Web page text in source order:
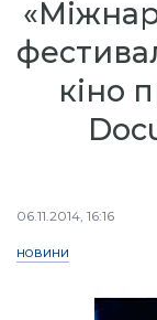
кіно
06.11.2014, 16:16
НОВИНИ